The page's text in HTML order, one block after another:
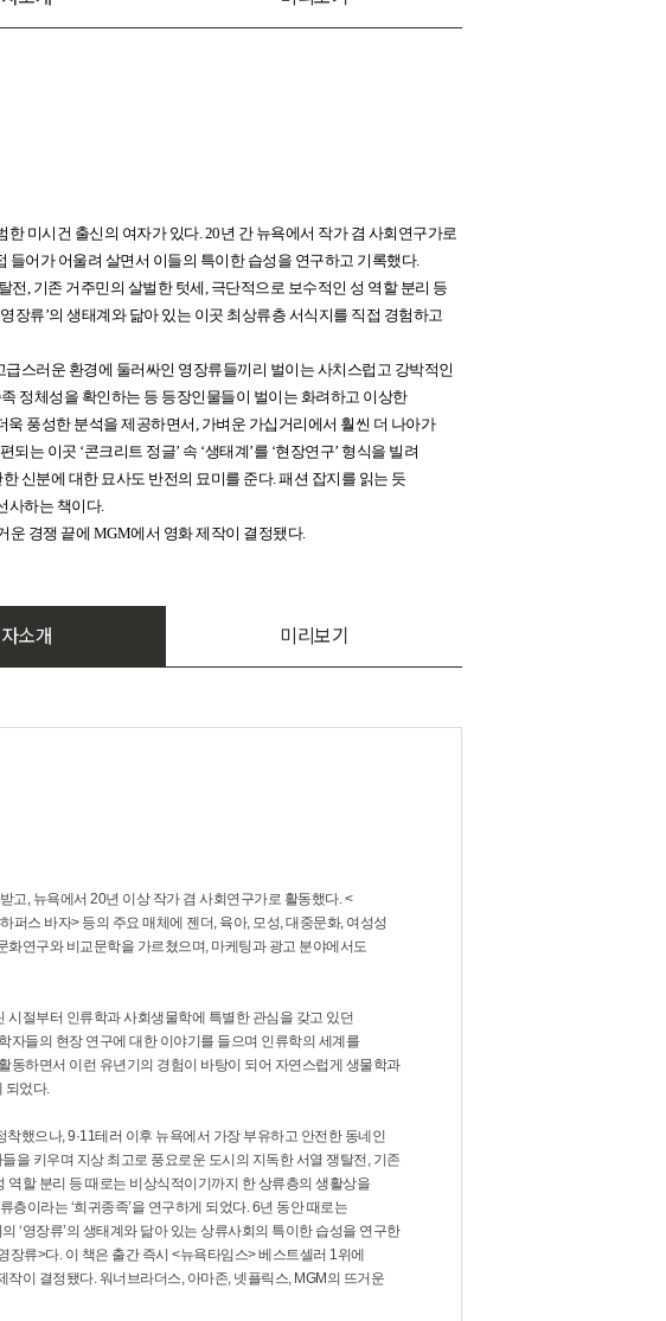
미시건 출신의 여자가 있다. 20년 간 뉴욕에서 작가 겸 사회연구가로
들어가 어울려 살면서 이들의 특이한 습성을 연구하고 기록했다.
, 기존 거주민의 살벌한 텃세, 극단적으로 보수적인 성 역할 분리 등
장류’의 생태계와 닮아 있는 이곳 최상류층 서식지를 직접 경험하고
스러운 환경에 둘러싸인 영장류들끼리 벌이는 사치스럽고 강박적인
정체성을 확인하는 등 등장인물들이 벌이는 화려하고 이상한
풍성한 분석을 제공하면서, 가벼운 가십거리에서 훨씬 더 나아가
는 이곳 ‘콘크리트 정글’ 속 ‘생태계’를 ‘현장연구’ 형식을 빌려
신분에 대한 묘사도 반전의 묘미를 준다. 패션 잡지를 읽는 듯
사하는 책이다.
운 경쟁 끝에 MGM에서 영화 제작이 결정됐다.
소개 미리보기
고, 뉴욕에서 20년 이상 작가 겸 사회연구가로 활동했다. <
퍼스 바자> 등의 주요 매체에 젠더, 육아, 모성, 대중문화, 여성성
화연구와 비교문학을 가르쳤으며, 마케팅과 광고 분야에서도
시절부터 인류학과 사회생물학에 특별한 관심을 갖고 있던
자들의 현장 연구에 대한 이야기를 들으며 인류학의 세계를
동하면서 이런 유년기의 경험이 바탕이 되어 자연스럽게 생물학과
되었다.
했으나, 9·11테러 이후 뉴욕에서 가장 부유하고 안전한 동네인
을 키우며 지상 최고로 풍요로운 도시의 지독한 서열 쟁탈전, 기존
역할 분리 등 때로는 비상식적이기까지 한 상류층의 생활상을
이라는 ‘희귀종족’을 연구하게 되었다. 6년 동안 때로는
‘영장류’의 생태계와 닮아 있는 상류사회의 특이한 습성을 연구한
류>다. 이 책은 출간 즉시 <뉴욕타임스> 베스트셀러 1위에
이 결정됐다. 워너브라더스, 아마존, 넷플릭스, MGM의 뜨거운